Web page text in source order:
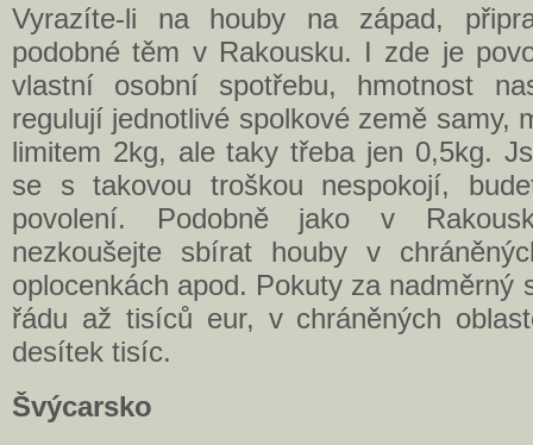
Vyrazíte-li na houby na západ,
podobné těm v Rakousku. I zde je
vlastní osobní spotřebu, hmotnost
regulují jednotlivé spolkové země samy,
limitem 2kg, ale taky třeba jen 0,5kg.
se s takovou troškou nespokojí,
povolení. Podobně jako v
nezkoušejte sbírat houby v
oplocenkách apod. Pokuty za nadměrný
řádu až tisíců eur, v chráněných
desítek tisíc.
Švýcarsko